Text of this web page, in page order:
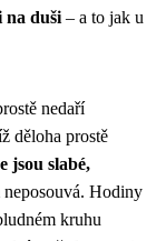
na duši – a to jak u
nedaří
děloha prostě
jsou slabé,
Hodiny
kruhu